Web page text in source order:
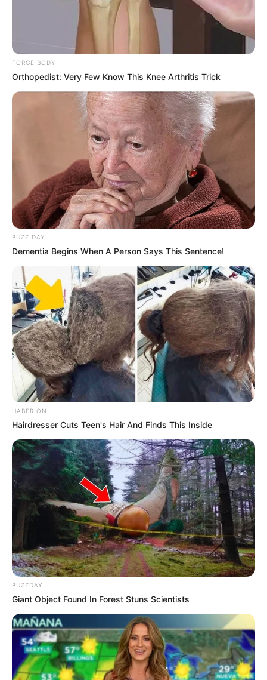
Cerita
Pemain
FORGE BODY
Orthopedist: Very Few Know This Knee Arthritis Trick
BUZZ DAY
Dementia Begins When A Person Says This Sentence!
HABERION
Hairdresser Cuts Teen's Hair And Finds This Inside
BUZZDAY
Giant Object Found In Forest Stuns Scientists